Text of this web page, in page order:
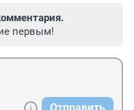
первым!